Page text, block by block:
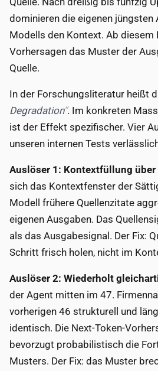
dominieren die eigenen jüngsten
Modells den Kontext. Ab
Vorhersagen das Muster der
Quelle.
In der Forschungsliteratur heißt
Degradation . Im konkreten
ist der Effekt spezifischer. Vier
unseren internen Tests
Auslöser 1: Kontextfüllung über
sich das Kontextfenster der
Modell frühere Quellenzitate
eigenen Ausgaben. Das
als das Ausgabesignal. Der Fix:
Schritt frisch holen, nicht im
Auslöser 2: Wiederholt
der Agent mitten im 47.
vorherigen 46 strukturell und
identisch. Die Next-Token-
bevorzugt probabilistisch die
Musters. Der Fix: das Muster